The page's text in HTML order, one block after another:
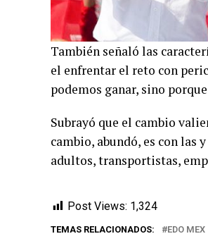
También señaló las
el enfrentar el reto con
podemos ganar, sino
Subrayó que el cambio
cambio, abundó, es con las
adultos, transportistas,
Post Views: 1,324
TEMAS RELACIONADOS: EDO MEX